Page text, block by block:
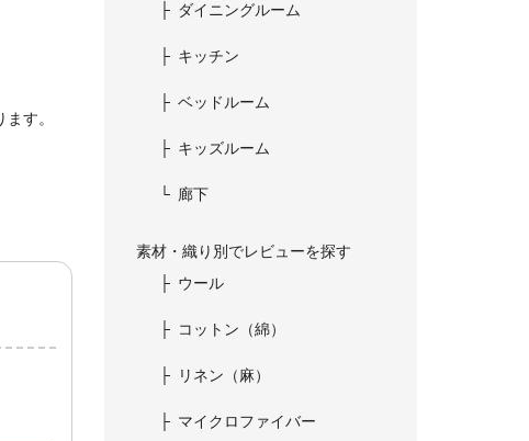
す。
ダイニングルーム
キッチン
ベッドルーム
キッズルーム
廊下
素材・織り別でレビューを探す
ウール
コットン（綿）
リネン（麻）
マイクロファイバー